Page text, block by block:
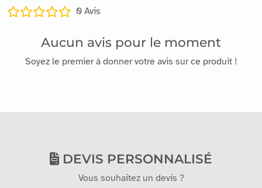
0 Avis
Aucun avis pour le moment
Soyez le premier à donner votre avis sur ce produit !
DEVIS PERSONNALISÉ
Vous souhaitez un devis ?